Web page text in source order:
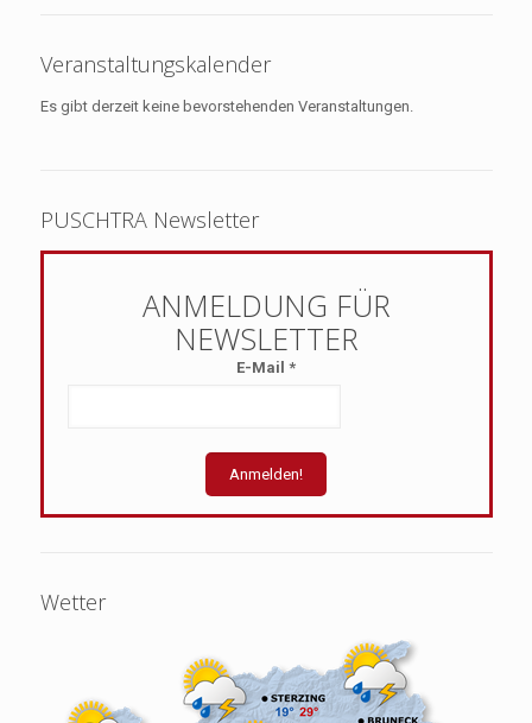
Veranstaltungskalender
Es gibt derzeit keine bevorstehenden Veranstaltungen.
PUSCHTRA Newsletter
E-Mail *
Wetter